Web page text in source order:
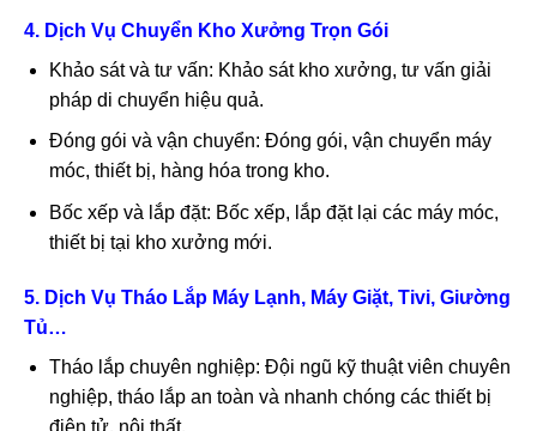
4. Dịch Vụ Chuyển Kho Xưởng Trọn Gói
Khảo sát và tư vấn: Khảo sát kho xưởng, tư vấn giải
pháp di chuyển hiệu quả.
Đóng gói và vận chuyển: Đóng gói, vận chuyển máy
móc, thiết bị, hàng hóa trong kho.
Bốc xếp và lắp đặt: Bốc xếp, lắp đặt lại các máy móc,
thiết bị tại kho xưởng mới.
5. Dịch Vụ Tháo Lắp Máy Lạnh, Máy Giặt, Tivi, Giường
Tủ…
Tháo lắp chuyên nghiệp: Đội ngũ kỹ thuật viên chuyên
nghiệp, tháo lắp an toàn và nhanh chóng các thiết bị
điện tử, nội thất.